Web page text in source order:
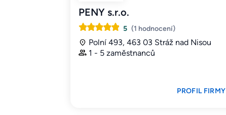
PENY s.r.o.
5 (1 hodnocení)
Polní 493, 463 03 Stráž nad Nisou
1 - 5 zaměstnanců
PROFIL FIRMY